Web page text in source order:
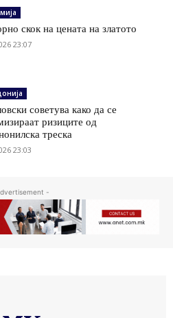
скок на цената на златото
23:07
советува како да се
ризиците од
треска
23:03
-